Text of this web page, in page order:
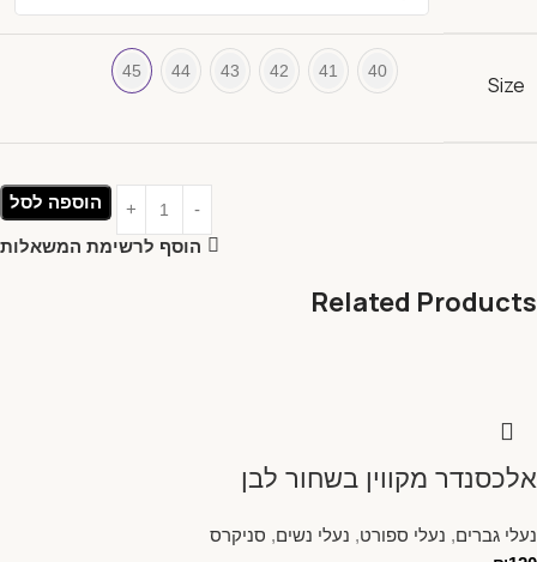
Size
40
41
42
43
44
45
הוספה לסל
הוסף לרשימת המשאלות
Related Products
אלכסנדר מקווין בשחור לבן
נעלי גברים, נעלי ספורט, נעלי נשים, סניקרס